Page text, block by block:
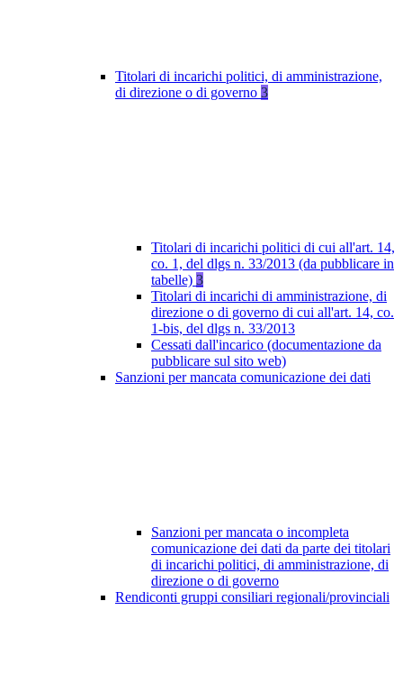
Titolari di incarichi politici, di amministrazione,
di direzione o di governo 3
Titolari di incarichi politici di cui all'art. 14,
co. 1, del dlgs n. 33/2013 (da pubblicare in
tabelle) 3
Titolari di incarichi di amministrazione, di
direzione o di governo di cui all'art. 14, co.
1-bis, del dlgs n. 33/2013
Cessati dall'incarico (documentazione da
pubblicare sul sito web)
Sanzioni per mancata comunicazione dei dati
Sanzioni per mancata o incompleta
comunicazione dei dati da parte dei titolari
di incarichi politici, di amministrazione, di
direzione o di governo
Rendiconti gruppi consiliari regionali/provinciali